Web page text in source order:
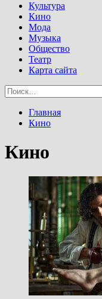
Культура
Кино
Мода
Музыка
Общество
Театр
Карта сайта
Найти:
Главная
Кино
Кино